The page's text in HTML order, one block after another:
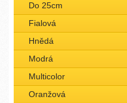
Do 25cm
Fialová
Hnědá
Modrá
Multicolor
Oranžová